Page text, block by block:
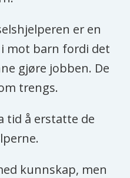
er en
mot barn fordi det
gjøre jobben. De
trengs.
tid å erstatte de
kunnskap, men